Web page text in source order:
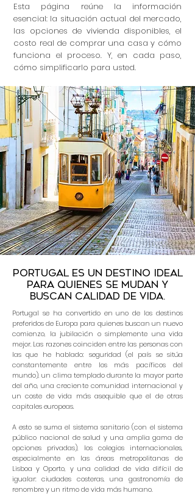
Esta página reúne la información
esencial: la situación actual del mercado,
las opciones de vivienda disponibles, el
costo real de comprar una casa y cómo
funciona el proceso. Y, en cada paso,
cómo simplificarlo para usted.
Portugal es un destino ideal
para quienes se mudan y
buscan calidad de vida.
Portugal se ha convertido en uno de los destinos
preferidos de Europa para quienes buscan un nuevo
comienzo, la jubilación o simplemente una vida
mejor. Las razones coinciden entre las personas con
las que he hablado: seguridad (el país se sitúa
constantemente entre los más pacíficos del
mundo), un clima templado durante la mayor parte
del año, una creciente comunidad internacional y
un coste de vida más asequible que el de otras
capitales europeas.
A esto se suma el sistema sanitario (con el sistema
público nacional de salud y una amplia gama de
opciones privadas), los colegios internacionales,
especialmente en las áreas metropolitanas de
Lisboa y Oporto, y una calidad de vida difícil de
igualar: ciudades costeras, una gastronomía de
renombre y un ritmo de vida más humano.